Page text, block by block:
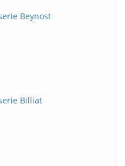
Beynost
Billiat